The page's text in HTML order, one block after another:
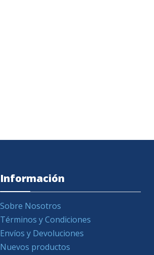
Información
Sobre Nosotros
Términos y Condiciones
Envíos y Devoluciones
Nuevos productos